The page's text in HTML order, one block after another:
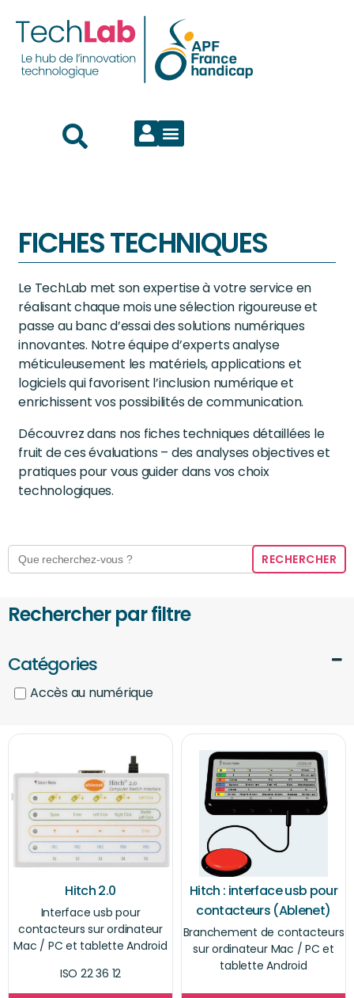
FICHES TECHNIQUES
Le TechLab met son expertise à votre service en
réalisant chaque mois une sélection rigoureuse et
passe au banc d’essai des solutions numériques
innovantes. Notre équipe d’experts analyse
méticuleusement les matériels, applications et
logiciels qui favorisent l’inclusion numérique et
enrichissent vos possibilités de communication.
Découvrez dans nos fiches techniques détaillées le
fruit de ces évaluations – des analyses objectives et
pratiques pour vous guider dans vos choix
technologiques.
Search
for:
Rechercher par filtre
Catégories
Accès au numérique
Hitch 2.0
Interface usb pour
contacteurs sur ordinateur
Mac / PC et tablette Android
ISO 22 36 12
Hitch : interface usb pour
contacteurs (Ablenet)
Branchement de contacteurs
sur ordinateur Mac / PC et
tablette Android